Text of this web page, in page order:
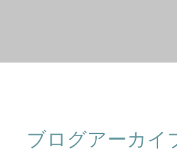
ブログアーカイ